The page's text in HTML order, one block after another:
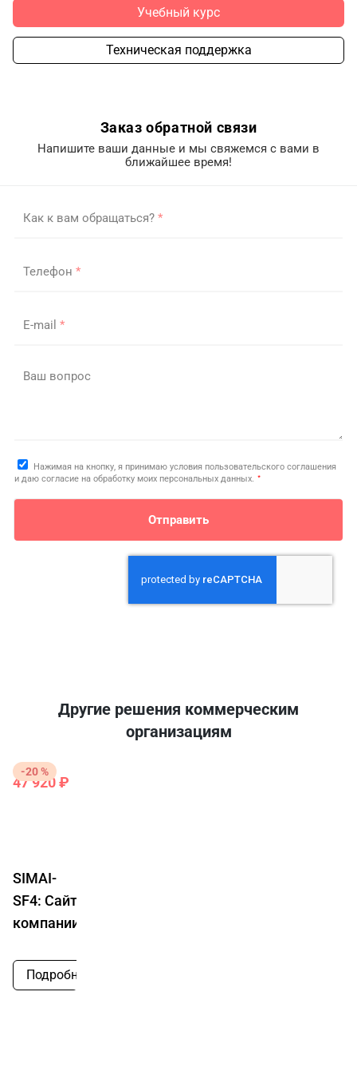
Учебный курс
Техническая поддержка
Заказ обратной связи
Напишите ваши данные и мы свяжемся с вами в
ближайшее время!
Как к вам обращаться? *
Телефон *
E-mail *
Ваш вопрос
Нажимая на кнопку, я принимаю условия пользовательского соглашения
и даю согласие на обработку моих персональных данных. *
Отправить
Другие решения коммерческим
организациям
-20 %
47 920 ₽
SIMAI-
SF4: Сайт
компании
Подробнее